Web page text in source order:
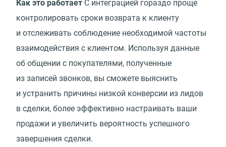
Как это работает С интеграцией гораздо проще
контролировать сроки возврата к клиенту
и отслеживать соблюдение необходимой частоты
взаимодействия с клиентом. Используя данные
об общении с покупателями, полученные
из записей звонков, вы сможете выяснить
и устранить причины низкой конверсии из лидов
в сделки, более эффективно настраивать ваши
продажи и увеличить вероятность успешного
завершения сделки.